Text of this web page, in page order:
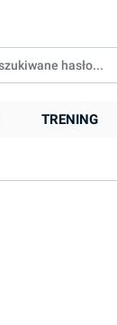
TRENING